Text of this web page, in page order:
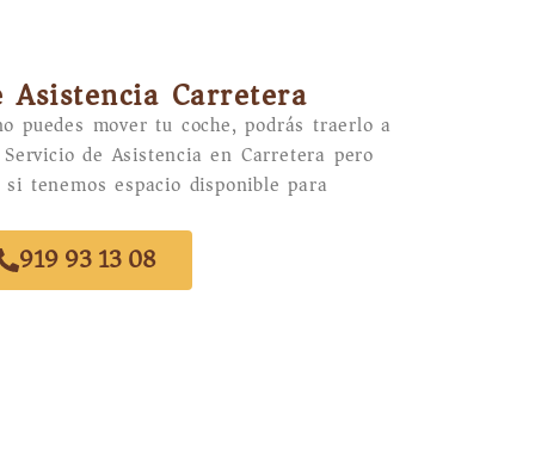
Asistencia Carretera
puedes mover tu coche, podrás traerlo a
de Asistencia en Carretera pero
tenemos espacio disponible para
919 93 13 08